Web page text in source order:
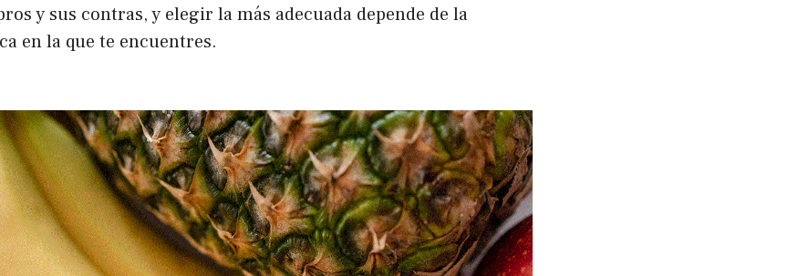
y sus contras, y elegir la más adecuada depende de la
en la que te encuentres.